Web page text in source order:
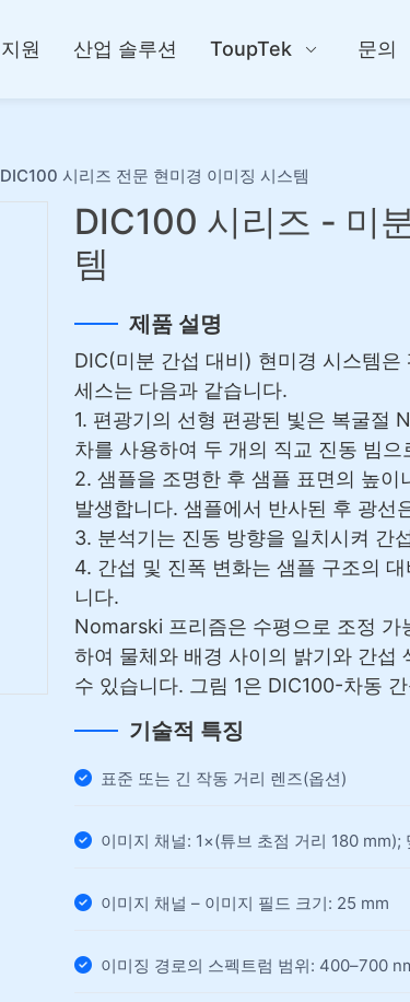
지원 산업 솔루션 ToupTek 문의
DIC100 시리즈 전문 현미경 이미징 시스템
DIC100 시리즈 - 미
템
제품 설명
DIC(미분 간섭 대비) 현미경 시스템
세스는 다음과 같습니다.
1. 편광기의 선형 편광된 빛은 복굴절
차를 사용하여 두 개의 직교 진동 빔으
2. 샘플을 조명한 후 샘플 표면의 높
발생합니다. 샘플에서 반사된 후 광
3. 분석기는 진동 방향을 일치시켜 간
4. 간섭 및 진폭 변화는 샘플 구조의
니다.
Nomarski 프리즘은 수평으로 조정
하여 물체와 배경 사이의 밝기와 간섭
수 있습니다. 그림 1은 DIC100-차동
기술적 특징
표준 또는 긴 작동 거리 렌즈(옵션)
이미지 채널: 1×(튜브 초점 거리 180 mm);
이미지 채널 – 이미지 필드 크기: 25 mm
이미징 경로의 스펙트럼 범위: 400–700